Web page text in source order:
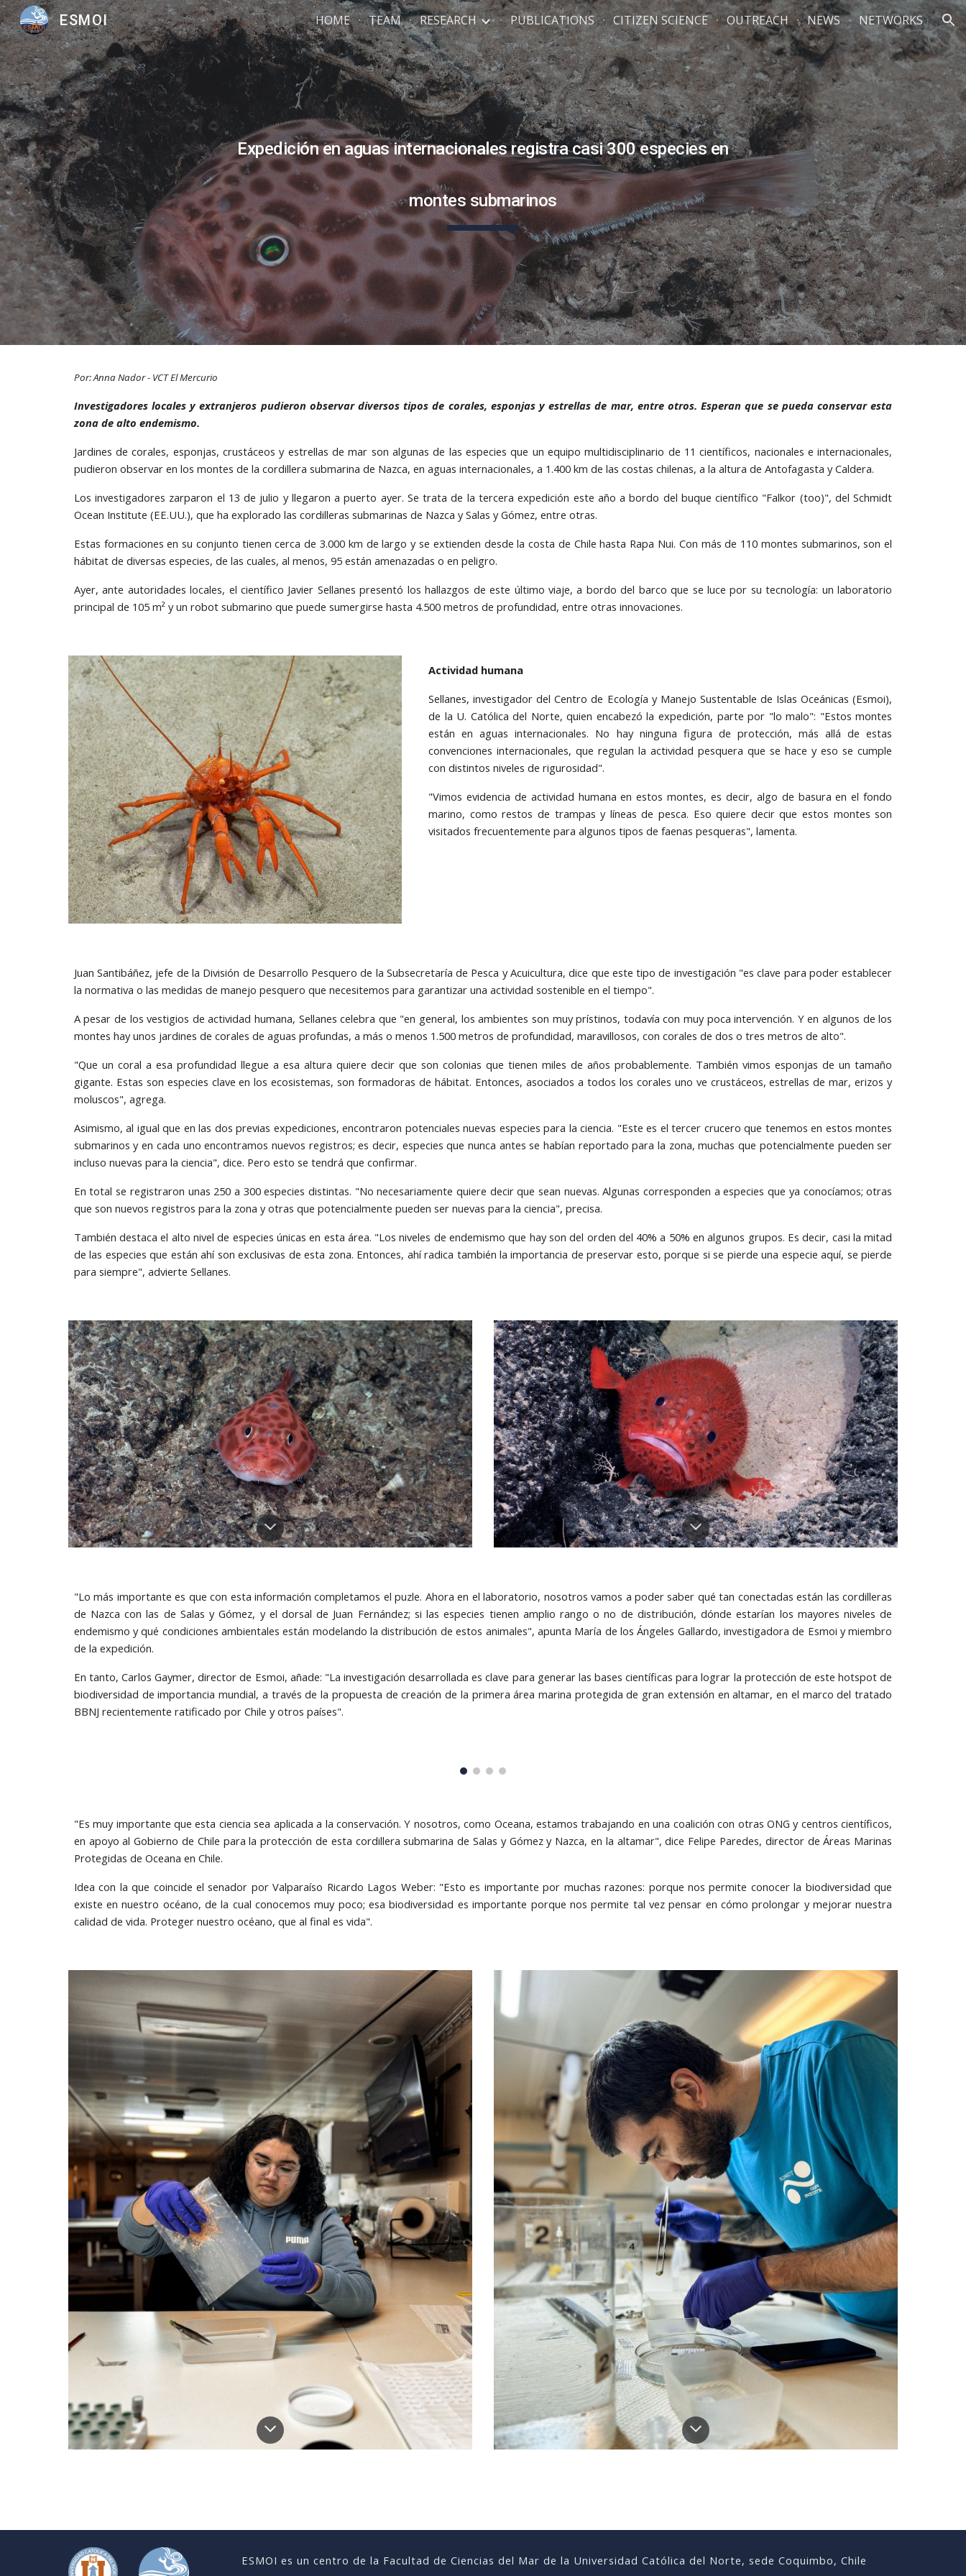
Skip to main content Skip to navigation
ESMOI HOME TEAM RESEARCH PUBLICATIONS CITIZEN SCIENCE OUTREACH NEWS NETWORKS
Expedición en aguas internacionales registra casi 300 especies en
montes submarinos
Por: Anna Nador - VCT El Mercurio
Investigadores locales y extranjeros pudieron observar diversos tipos de corales, esponjas y estrellas de mar, entre otros. Esperan que se pueda conservar esta
zona de alto endemismo.
Jardines de corales, esponjas, crustáceos y estrellas de mar son algunas de las especies que un equipo multidisciplinario de 11 científicos, nacionales e internacionales,
pudieron observar en los montes de la cordillera submarina de Nazca, en aguas internacionales, a 1.400 km de las costas chilenas, a la altura de Antofagasta y Caldera.
Los investigadores zarparon el 13 de julio y llegaron a puerto ayer. Se trata de la tercera expedición este año a bordo del buque científico "Falkor (too)", del Schmidt
Ocean Institute (EE.UU.), que ha explorado las cordilleras submarinas de Nazca y Salas y Gómez, entre otras.
Estas formaciones en su conjunto tienen cerca de 3.000 km de largo y se extienden desde la costa de Chile hasta Rapa Nui. Con más de 110 montes submarinos, son el
hábitat de diversas especies, de las cuales, al menos, 95 están amenazadas o en peligro.
Ayer, ante autoridades locales, el científico Javier Sellanes presentó los hallazgos de este último viaje, a bordo del barco que se luce por su tecnología: un laboratorio
principal de 105 m² y un robot submarino que puede sumergirse hasta 4.500 metros de profundidad, entre otras innovaciones.
Actividad humana
Sellanes, investigador del Centro de Ecología y Manejo Sustentable de Islas Oceánicas (Esmoi),
de la U. Católica del Norte, quien encabezó la expedición, parte por "lo malo": "Estos montes
están en aguas internacionales. No hay ninguna figura de protección, más allá de estas
convenciones internacionales, que regulan la actividad pesquera que se hace y eso se cumple
con distintos niveles de rigurosidad".
"Vimos evidencia de actividad humana en estos montes, es decir, algo de basura en el fondo
marino, como restos de trampas y líneas de pesca. Eso quiere decir que estos montes son
visitados frecuentemente para algunos tipos de faenas pesqueras", lamenta.
Juan Santibáñez, jefe de la División de Desarrollo Pesquero de la Subsecretaría de Pesca y Acuicultura, dice que este tipo de investigación "es clave para poder establecer
la normativa o las medidas de manejo pesquero que necesitemos para garantizar una actividad sostenible en el tiempo".
A pesar de los vestigios de actividad humana, Sellanes celebra que "en general, los ambientes son muy prístinos, todavía con muy poca intervención. Y en algunos de los
montes hay unos jardines de corales de aguas profundas, a más o menos 1.500 metros de profundidad, maravillosos, con corales de dos o tres metros de alto".
"Que un coral a esa profundidad llegue a esa altura quiere decir que son colonias que tienen miles de años probablemente. También vimos esponjas de un tamaño
gigante. Estas son especies clave en los ecosistemas, son formadoras de hábitat. Entonces, asociados a todos los corales uno ve crustáceos, estrellas de mar, erizos y
moluscos", agrega.
Asimismo, al igual que en las dos previas expediciones, encontraron potenciales nuevas especies para la ciencia. "Este es el tercer crucero que tenemos en estos montes
submarinos y en cada uno encontramos nuevos registros; es decir, especies que nunca antes se habían reportado para la zona, muchas que potencialmente pueden ser
incluso nuevas para la ciencia", dice. Pero esto se tendrá que confirmar.
En total se registraron unas 250 a 300 especies distintas. "No necesariamente quiere decir que sean nuevas. Algunas corresponden a especies que ya conocíamos; otras
que son nuevos registros para la zona y otras que potencialmente pueden ser nuevas para la ciencia", precisa.
También destaca el alto nivel de especies únicas en esta área. "Los niveles de endemismo que hay son del orden del 40% a 50% en algunos grupos. Es decir, casi la mitad
de las especies que están ahí son exclusivas de esta zona. Entonces, ahí radica también la importancia de preservar esto, porque si se pierde una especie aquí, se pierde
para siempre", advierte Sellanes.
"Lo más importante es que con esta información completamos el puzle. Ahora en el laboratorio, nosotros vamos a poder saber qué tan conectadas están las cordilleras
de Nazca con las de Salas y Gómez, y el dorsal de Juan Fernández; si las especies tienen amplio rango o no de distribución, dónde estarían los mayores niveles de
endemismo y qué condiciones ambientales están modelando la distribución de estos animales", apunta María de los Ángeles Gallardo, investigadora de Esmoi y miembro
de la expedición.
En tanto, Carlos Gaymer, director de Esmoi, añade: "La investigación desarrollada es clave para generar las bases científicas para lograr la protección de este hotspot de
biodiversidad de importancia mundial, a través de la propuesta de creación de la primera área marina protegida de gran extensión en altamar, en el marco del tratado
BBNJ recientemente ratificado por Chile y otros países".
"Es muy importante que esta ciencia sea aplicada a la conservación. Y nosotros, como Oceana, estamos trabajando en una coalición con otras ONG y centros científicos,
en apoyo al Gobierno de Chile para la protección de esta cordillera submarina de Salas y Gómez y Nazca, en la altamar", dice Felipe Paredes, director de Áreas Marinas
Protegidas de Oceana en Chile.
Idea con la que coincide el senador por Valparaíso Ricardo Lagos Weber: "Esto es importante por muchas razones: porque nos permite conocer la biodiversidad que
existe en nuestro océano, de la cual conocemos muy poco; esa biodiversidad es importante porque nos permite tal vez pensar en cómo prolongar y mejorar nuestra
calidad de vida. Proteger nuestro océano, que al final es vida".
ESMOI es un centro de la Facultad de Ciencias del Mar de la Universidad Católica del Norte, sede Coquimbo, Chile